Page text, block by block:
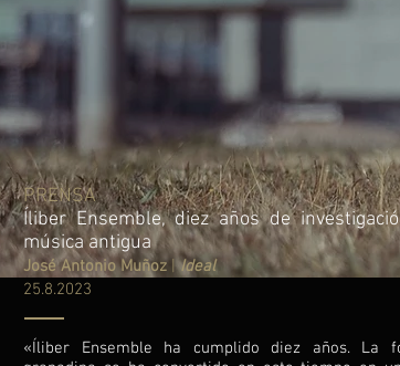
PRENSA
Íliber Ensemble, diez años de
música antigua
José Antonio Muñoz |Ideal
25.8.2023
«Íliber Ensemble ha cumplido diez años. La